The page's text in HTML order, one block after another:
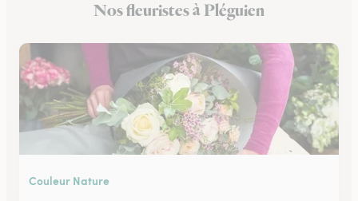
Fleuristes à PlérinNos fleuristes à Pléguien
Couleur Nature